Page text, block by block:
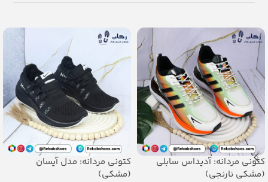
– جنس: AirBlowing
– جنس: airblowing
کتونی مردانه: آدیداس سابلی
(مشکی نارنجی)
کتونی مردانه: مدل آیسان
(مشکی)